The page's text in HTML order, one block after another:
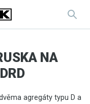
NA
agregáty typu D a